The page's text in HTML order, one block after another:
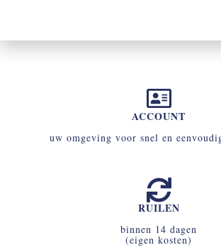
ACCOUNT
uw omgeving voor snel en
RUILEN
binnen 14 dagen
(eigen kosten)